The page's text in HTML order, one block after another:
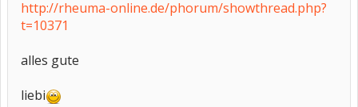
http://rheuma-online.de/phorum/showthread.php?
t=10371
alles gute
liebi